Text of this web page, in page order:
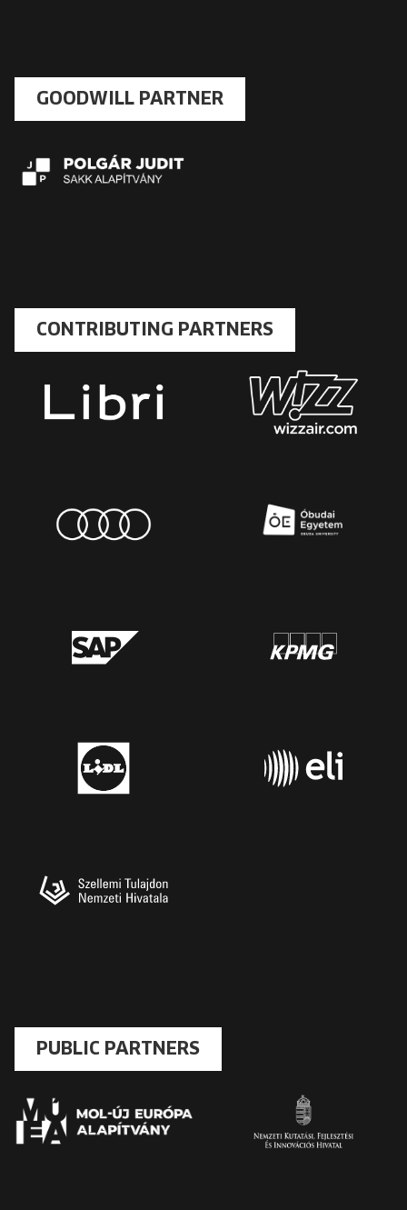
GOODWILL PARTNER
CONTRIBUTING PARTNERS
PUBLIC PARTNERS